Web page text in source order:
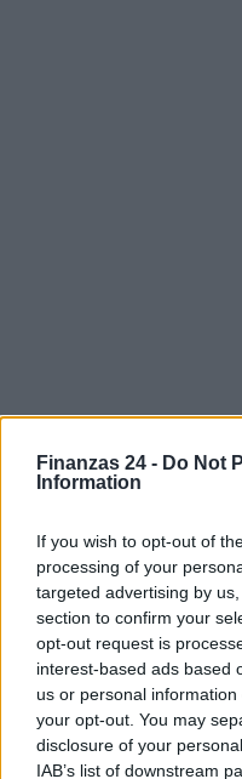
Finanzas 24 - Do Not
Information
If you wish to opt-out of
processing of your
targeted advertising by
section to confirm your
opt-out request is
interest-based ads based
us or personal
your opt-out. You may
disclosure of your
IAB’s list of downstream
NEWS